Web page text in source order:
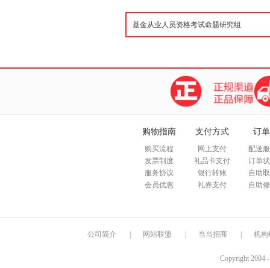
购物指南
购买流程
发票制度
服务协议
会员优惠
支付方式
网上支付
礼品卡支付
银行转账
礼券支付
订
配送
订单
自助
自助
公司简介 网站联盟 当当招商 机构
Copyright 2004